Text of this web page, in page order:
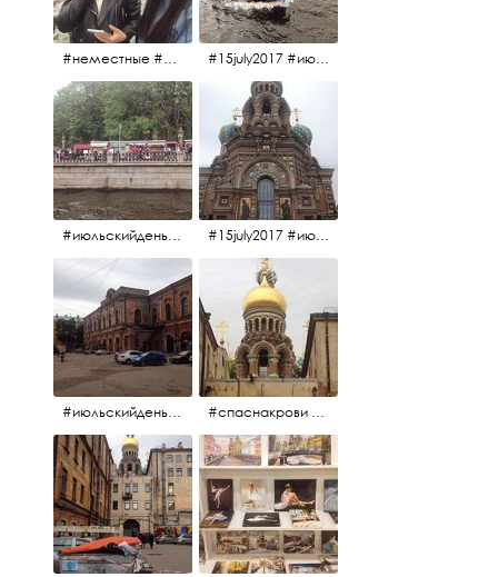
#неместные #июльскийдень2017 #15july2017 #июльскийдень2017 #катерок #bonfire
#июльскийдень2017 #15july2017 #15july2017 #июльскийдень2017 #спаснакрови
#июльскийдень2017 #15july2017 #спаснакрови #июльскийдень2017